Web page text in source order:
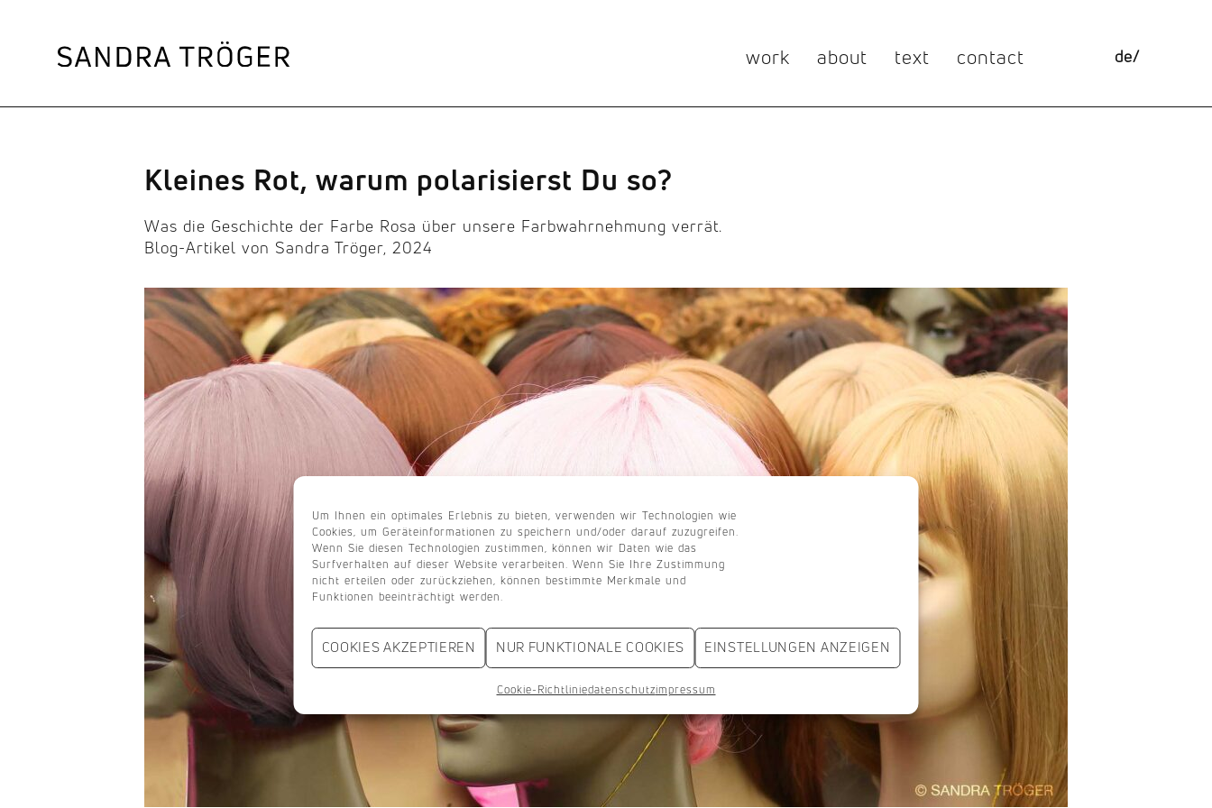
Um Ihnen ein optimales Erlebnis zu bieten, verwenden wir Technologien wie
Cookies, um Geräteinformationen zu speichern und/oder darauf zuzugreifen.
Wenn Sie diesen Technologien zustimmen, können wir Daten wie das
Surfverhalten auf dieser Website verarbeiten. Wenn Sie Ihre Zustimmung
nicht erteilen oder zurückziehen, können bestimmte Merkmale und
Funktionen beeinträchtigt werden.
COOKIES AKZEPTIEREN NUR FUNKTIONALE COOKIES EINSTELLUNGEN ANZEIGEN
Cookie-Richtliniedatenschutzimpressum
work about text contact de
Kleines Rot, warum polarisierst Du so?
Was die Geschichte der Farbe Rosa über unsere Farbwahrnehmung verrät.
Blog-Artikel von Sandra Tröger, 2024